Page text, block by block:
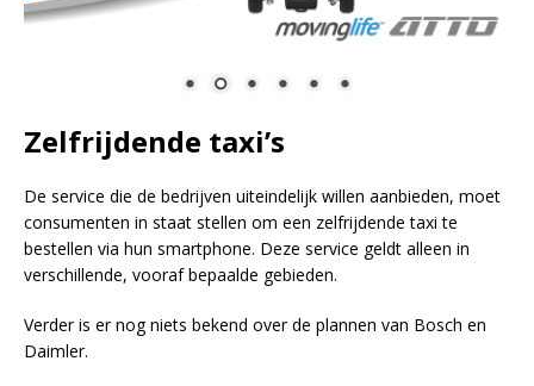
Zelfrijdende taxi’s
De service die de bedrijven uiteindelijk willen aanbieden, moet
consumenten in staat stellen om een zelfrijdende taxi te
bestellen via hun smartphone. Deze service geldt alleen in
verschillende, vooraf bepaalde gebieden.
Verder is er nog niets bekend over de plannen van Bosch en
Daimler.